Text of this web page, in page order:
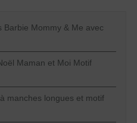
Barbie Mommy & Me avec
Maman et Moi Motif
manches longues et motif